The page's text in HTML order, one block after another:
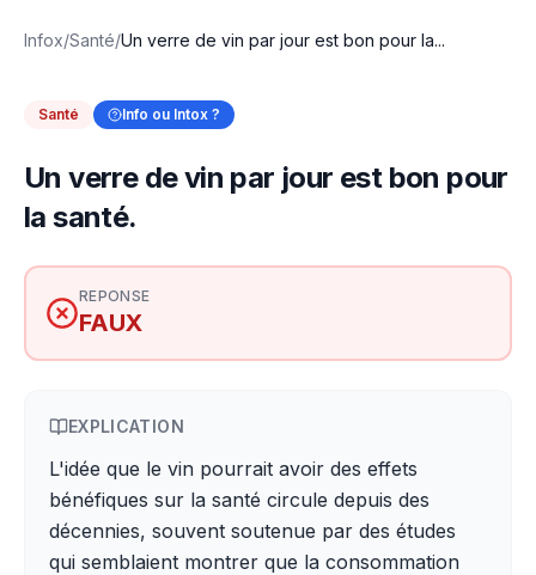
Infox/Santé/Un verre de vin par jour est bon pour la...
Santé Info ou Intox ?
Un verre de vin par jour est bon pour
la santé.
REPONSE
FAUX
EXPLICATION
L'idée que le vin pourrait avoir des effets
bénéfiques sur la santé circule depuis des
décennies, souvent soutenue par des études
qui semblaient montrer que la consommation